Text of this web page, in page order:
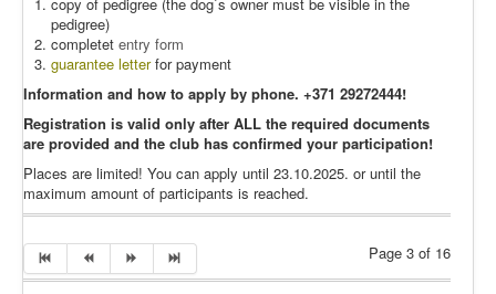
pedigree)
completet entry form
guarantee letterfor payment
Information and how to apply by phone. +371 29272444!
Registration is valid only after ALL the required documents
are provided and the club has confirmed your participation!
Places are limited! You can apply until 23.10.2025. or until the
maximum amount of participants is reached.
Page 3 of 16